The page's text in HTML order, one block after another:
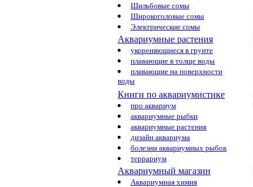
Шильбовые сомы
Широкоголовые сомы
Электрические сомы
Аквариумные растения
укореняющиеся в грунте
плавающие в толще воды
плавающие на поверхности
воды
Книги по аквариумистике
про аквариум
аквариумные рыбки
аквариумные растения
дизайн аквариума
болезни аквариумных рыбок
террариум
Аквариумный магазин
Аквариумная химия